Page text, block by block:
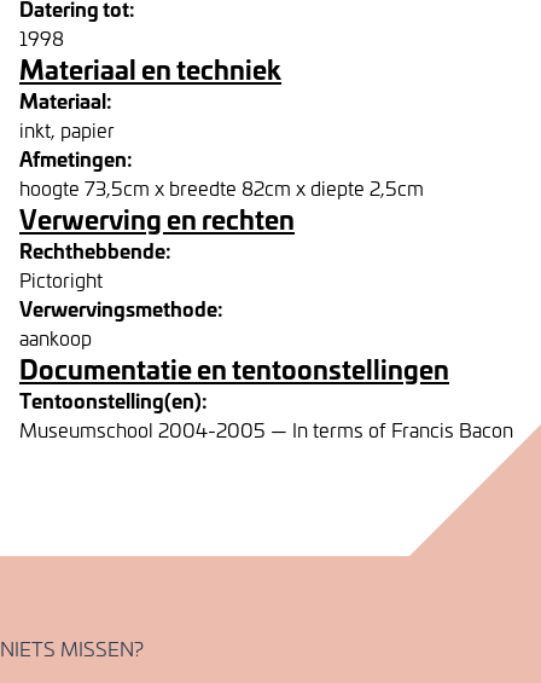
Datering tot:
1998
Materiaal en techniek
Materiaal:
inkt, papier
Afmetingen:
hoogte 73,5cm x breedte 82cm x diepte 2,5cm
Verwerving en rechten
Rechthebbende:
Pictoright
Verwervingsmethode:
aankoop
Documentatie en tentoonstellingen
Tentoonstelling(en):
Museumschool 2004-2005 — In terms of Francis Bacon
NIETS MISSEN?